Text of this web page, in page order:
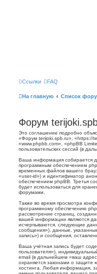
Ссылки FAQ
На главную Список
Форум
Это соглашение подробно
«Форум terijoki.spb.ru», «https://
«www.phpbb.com», «phpBB
пользовательских сессий (в
Ваша информация собирается
программным обеспечением
временных файлов вашего
«user-id») и идентификатор
обеспечением phpBB. Третья
будет использоваться для
форумами.
Также во время просмотра
программному обеспечению
рассмотрение страниц,
вашей информации являются
исчерпываются, следующие
сообщения»), данные,
запись») и сообщения,
Ваша учётная запись будет
пользователя»),
email (в дальнейшем «ваш
охраняется законами о
хостинга. Любая информация,